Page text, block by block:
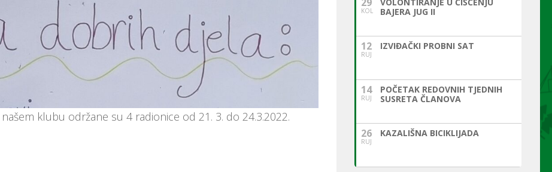
klubu održane su 4 radionice od 21. 3. do 24.3.2022.
KOL
BAJERA JUG II
12
RUJ
IZVIĐAČKI PROBNI SAT
14
RUJ
POČETAK REDOVNIH TJEDNIH
SUSRETA ČLANOVA
26
RUJ
KAZALIŠNA BICIKLIJADA